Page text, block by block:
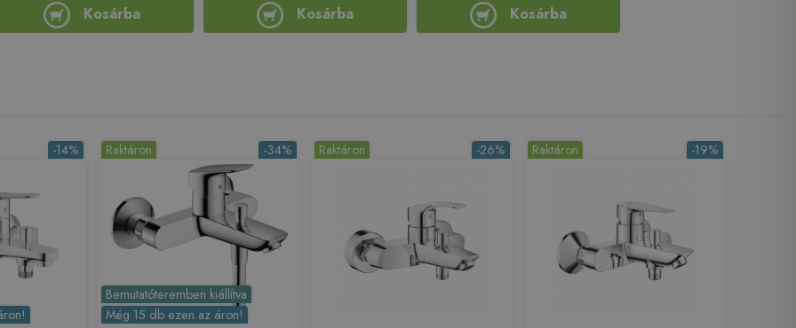
Kosárba Kosárba Kosárba
-14%
Bemutatóteremben kiállítva
Még 15 db ezen az áron!
-34%
Raktáron -26%
Raktáron -19%
Raktáron